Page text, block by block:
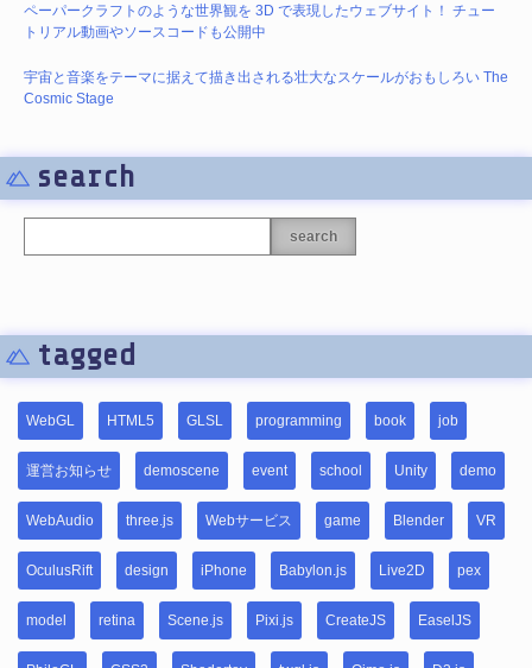
ペーパークラフトのような世界観を 3D で表現したウェブサイト！ チュー
トリアル動画やソースコードも公開中
宇宙と音楽をテーマに据えて描き出される壮大なスケールがおもしろい The
Cosmic Stage
search
search
tagged
WebGL HTML5 GLSL programming book job
運営お知らせ demoscene event school Unity demo
WebAudio three.js Webサービス game Blender VR
OculusRift design iPhone Babylon.js Live2D pex
model retina Scene.js Pixi.js CreateJS EaselJS